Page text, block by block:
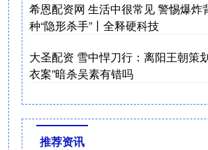
希恩配资网 生活中很常见 警惕爆炸
种“隐形杀手”丨全释硬科技
大圣配资 雪中悍刀行：离阳王朝策
衣案”暗杀吴素有错吗
推荐资讯